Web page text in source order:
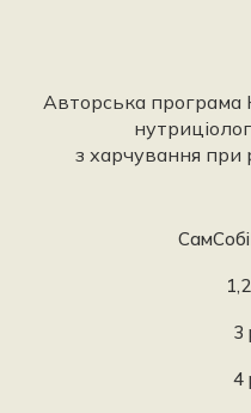
Авторська програма
з харчування при
3
4